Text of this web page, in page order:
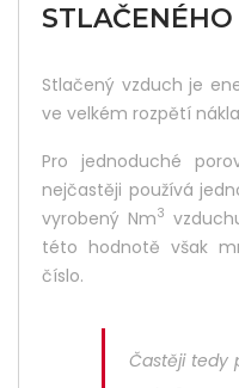
Stlačený vzduch je
ve velkém rozpětí
Pro jednoduché
nejčastěji používá
vyrobený Nm3
této hodnotě však
číslo.
Častěji tedy